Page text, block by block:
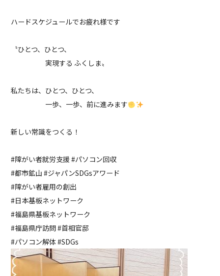
ハードスケジュールでお疲れ様です
〝ひとつ、ひとつ、
実現する ふくしま〟
私たちは、ひとつ、ひとつ、
一歩、一歩、前に進みます
新しい常識をつくる！
#障がい者就労支援 #パソコン回収
#都市鉱山 #ジャパンSDGsアワード
#障がい者雇用の創出
#日本基板ネットワーク
#福島県基板ネットワーク
#福島県庁訪問 #首相官邸
#パソコン解体 #SDGs